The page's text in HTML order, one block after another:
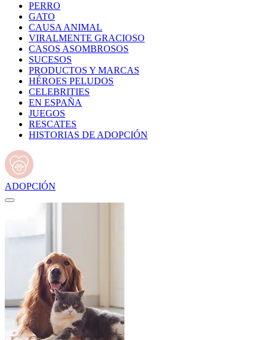
PERRO
GATO
CAUSA ANIMAL
VIRALMENTE GRACIOSO
CASOS ASOMBROSOS
SUCESOS
PRODUCTOS Y MARCAS
HÉROES PELUDOS
CELEBRITIES
EN ESPAÑA
JUEGOS
RESCATES
HISTORIAS DE ADOPCIÓN
ADOPCIÓN